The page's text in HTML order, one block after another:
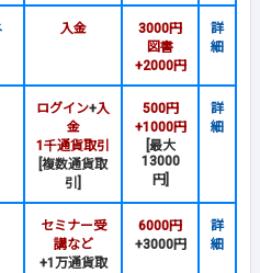
入金
3000円
図書
+2000円
詳
細
ログイン+入
金
1千通貨取引
[複数通貨取
引]
500円
+1000円
[最大
13000
円]
詳
細
セミナー受
講など
+1万通貨取
6000円
+3000円
詳
細